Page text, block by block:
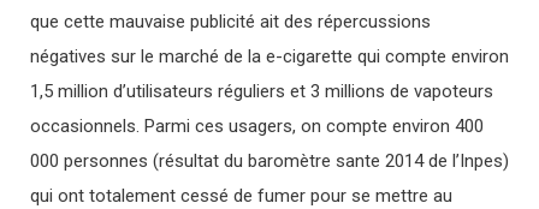
que cette mauvaise publicité ait des répercussions
négatives sur le marché de la e-cigarette qui compte environ
1,5 million d’utilisateurs réguliers et 3 millions de vapoteurs
occasionnels. Parmi ces usagers, on compte environ 400
000 personnes (résultat du baromètre sante 2014 de l’Inpes)
qui ont totalement cessé de fumer pour se mettre au